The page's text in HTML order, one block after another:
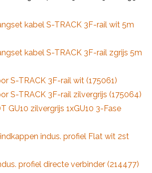
kabel S-TRACK 3F-rail wit 5m
kabel S-TRACK 3F-rail zgrijs 5m
S-TRACK 3F-rail wit (175061)
S-TRACK 3F-rail zilvergrijs (175064)
GU10 zilvergrijs 1xGU10 3-Fase
indus. profiel Flat wit 2st
profiel directe verbinder (214477)